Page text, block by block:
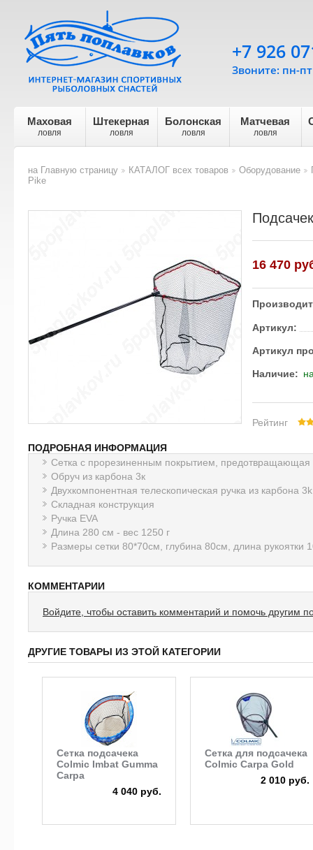
Маховая
ловля
Штекерная
ловля
Болонская
ловля
Матчевая
ловля
+7 926
Звоните: пн-
на Главную страницу
КАТАЛОГ всех товаров
Оборудование
Pike
16 470
Артикул:
Артикул
Наличие:
Рейтинг
ПОДРОБНАЯ ИНФОРМАЦИЯ
Сетка с прорезиненным покрытием,
Обруч из карбона 3к
Двухкомпонентная телескопическая ручка из карбона 3k
Складная конструкция
Ручка EVA
Длина 280 см - вес 1250 г
Размеры сетки 80*70см, глубина 80см, длина
КОММЕНТАРИИ
Войдите, чтобы оставить комментарий и помочь другим
ДРУГИЕ ТОВАРЫ ИЗ ЭТОЙ КАТЕГОРИИ
Сетка подсачека
Colmic Imbat Gumma
Carpa
4 040 руб.
Сетка для подсачека
Colmic Carpa Gold
2 010 руб.